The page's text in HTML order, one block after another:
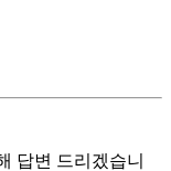
답변 드리겠습니